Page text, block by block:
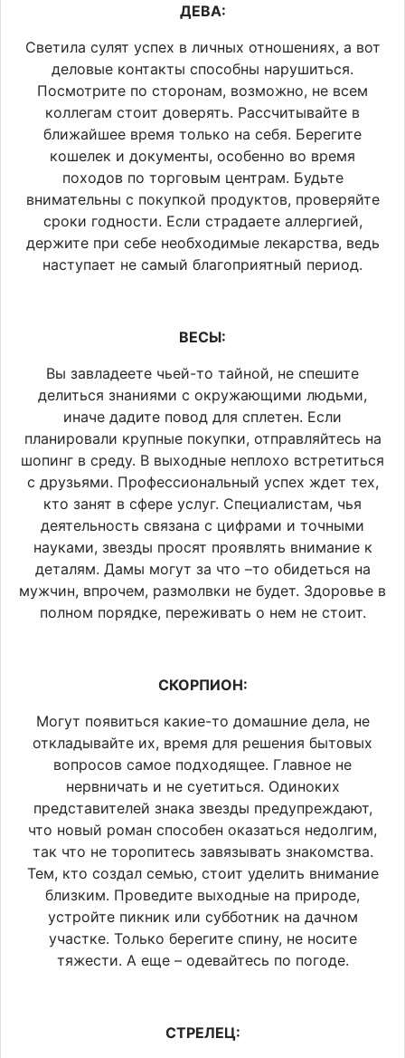
ДЕВА:
Светила сулят успех в личных отношениях, а вот
деловые контакты способны нарушиться.
Посмотрите по сторонам, возможно, не всем
коллегам стоит доверять. Рассчитывайте в
ближайшее время только на себя. Берегите
кошелек и документы, особенно во время
походов по торговым центрам. Будьте
внимательны с покупкой продуктов, проверяйте
сроки годности. Если страдаете аллергией,
держите при себе необходимые лекарства, ведь
наступает не самый благоприятный период.
ВЕСЫ:
Вы завладеете чьей-то тайной, не спешите
делиться знаниями с окружающими людьми,
иначе дадите повод для сплетен. Если
планировали крупные покупки, отправляйтесь на
шопинг в среду. В выходные неплохо встретиться
с друзьями. Профессиональный успех ждет тех,
кто занят в сфере услуг. Специалистам, чья
деятельность связана с цифрами и точными
науками, звезды просят проявлять внимание к
деталям. Дамы могут за что –то обидеться на
мужчин, впрочем, размолвки не будет. Здоровье в
полном порядке, переживать о нем не стоит.
СКОРПИОН:
Могут появиться какие-то домашние дела, не
откладывайте их, время для решения бытовых
вопросов самое подходящее. Главное не
нервничать и не суетиться. Одиноких
представителей знака звезды предупреждают,
что новый роман способен оказаться недолгим,
так что не торопитесь завязывать знакомства.
Тем, кто создал семью, стоит уделить внимание
близким. Проведите выходные на природе,
устройте пикник или субботник на дачном
участке. Только берегите спину, не носите
тяжести. А еще – одевайтесь по погоде.
СТРЕЛЕЦ: